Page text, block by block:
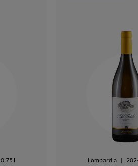
0,75 l
Lombardia |